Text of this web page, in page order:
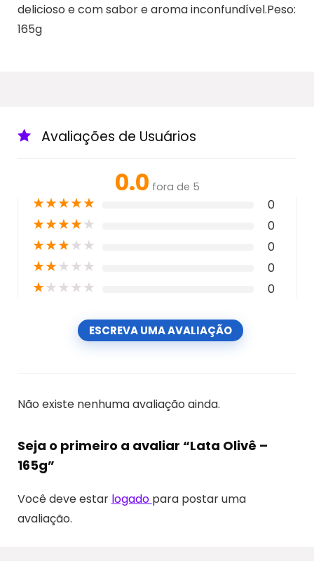
delicioso e com sabor e aroma inconfundível.Peso:
165g
Avaliações de Usuários
0.0 fora de 5
★★★★★ 0
★★★★★ 0
★★★★★ 0
★★★★★ 0
★★★★★ 0
ESCREVA UMA AVALIAÇÃO
Não existe nenhuma avaliação ainda.
Seja o primeiro a avaliar “Lata Olivê –
165g”
Você deve estar logado para postar uma
avaliação.